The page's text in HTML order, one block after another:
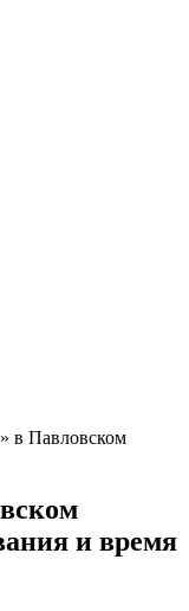
в Павловском
и время